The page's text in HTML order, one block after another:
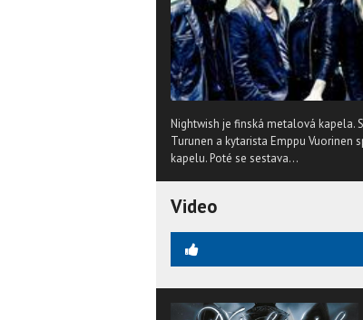
Nightwish je finská metalová kapela.
Turunen a kytarista Emppu Vuorinen
kapelu. Poté se sestava...
Video